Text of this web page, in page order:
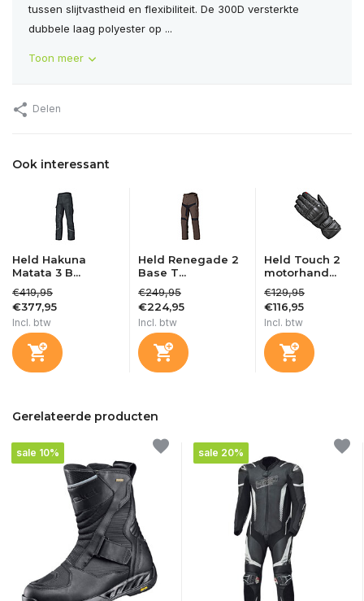
tussen slijtvastheid en flexibiliteit. De 300D versterkte
dubbele laag polyester op ...
Toon meer
Delen
Ook interessant
Held Hakuna
Matata 3 B...
€419,95
€377,95
Incl. btw
Held Renegade 2
Base T...
€249,95
€224,95
Incl. btw
Held Touch 2
motorhand...
€129,95
€116,95
Incl. btw
Gerelateerde producten
sale 10% sale 20%